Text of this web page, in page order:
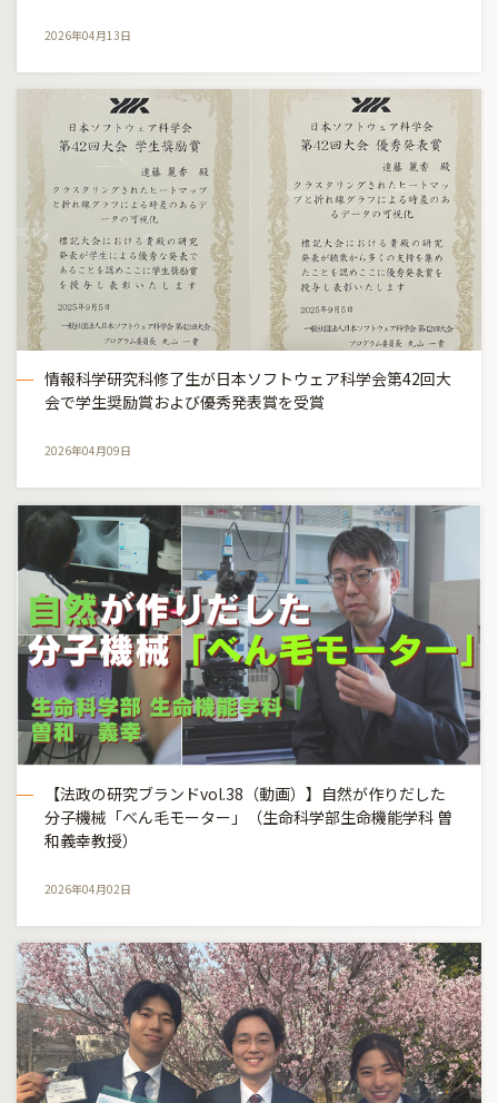
2026年04月13日
情報科学研究科修了生が日本ソフトウェア科学会第42回大
会で学生奨励賞および優秀発表賞を受賞
2026年04月09日
【法政の研究ブランドvol.38（動画）】自然が作りだした
分子機械「べん毛モーター」（生命科学部生命機能学科 曽
和義幸教授）
2026年04月02日